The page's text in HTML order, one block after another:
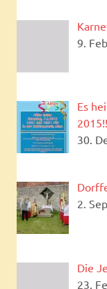
9.
Es
30.
2.
Die
23.